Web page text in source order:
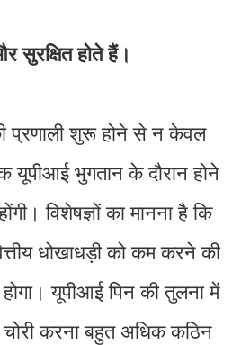
होते हैं।
प्रणाली शुरू होने से न केवल
यूपीआई भुगतान के दौरान होने
विशेषज्ञों का मानना है कि
धोखाधड़ी को कम करने की
यूपीआई पिन की तुलना में
चोरी करना बहुत अधिक कठिन